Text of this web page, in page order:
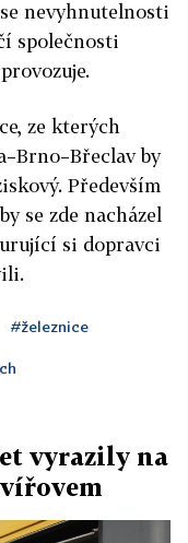
nevyhnutelnosti
společnosti
ze kterých
by
Především
se zde nacházel
si dopravci
#železnice
vyrazily na